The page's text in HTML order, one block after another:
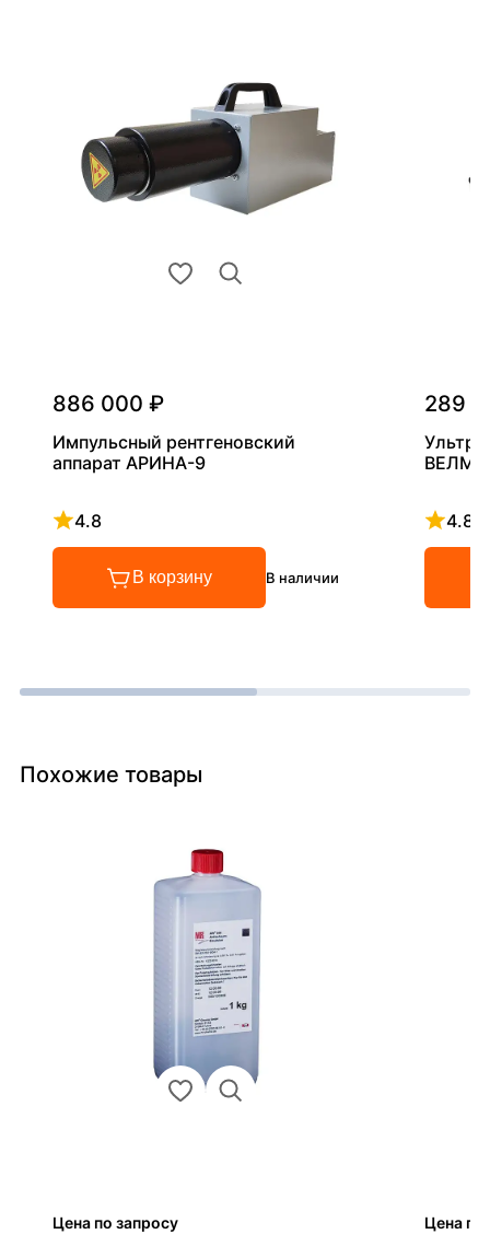
886 000 ₽
Импульсный рентгеновский
аппарат АРИНА-9
4.8
Рейтинг 4.8 из 5
В корзину В наличии
289
4.8
Похожие товары
Цена по запросу Цена по